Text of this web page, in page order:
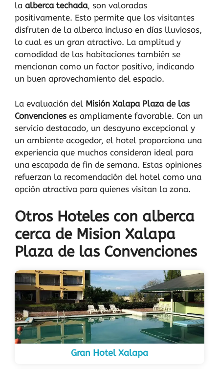
la alberca techada, son valoradas
positivamente. Esto permite que los visitantes
disfruten de la alberca incluso en días lluviosos,
lo cual es un gran atractivo. La amplitud y
comodidad de las habitaciones también se
mencionan como un factor positivo, indicando
un buen aprovechamiento del espacio.
La evaluación del Misión Xalapa Plaza de las
Convenciones es ampliamente favorable. Con un
servicio destacado, un desayuno excepcional y
un ambiente acogedor, el hotel proporciona una
experiencia que muchos consideran ideal para
una escapada de fin de semana. Estas opiniones
refuerzan la recomendación del hotel como una
opción atractiva para quienes visitan la zona.
Otros Hoteles con alberca
cerca de Mision Xalapa
Plaza de las Convenciones
Gran Hotel Xalapa